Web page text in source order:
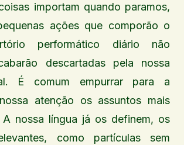
importam quando paramos,
ações que comporão o
performático diário não
descartadas pela nossa
É comum empurrar para a
atenção os assuntos mais
A nossa língua já os definem, os
como partículas sem